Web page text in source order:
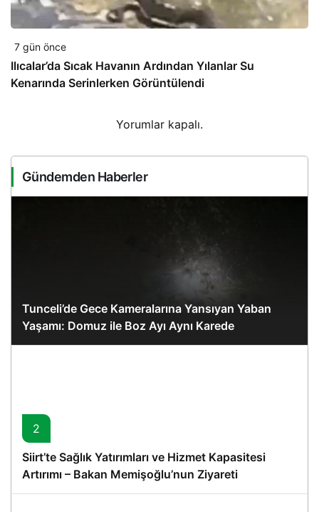
7 gün önce
Ilıcalar’da Sıcak Havanın Ardından Yılanlar Su
Kenarında Serinlerken Görüntülendi
Yorumlar kapalı.
Gündemden Haberler
Tunceli’de Gece Kameralarına Yansıyan Yaban
Yaşamı: Domuz ile Boz Ayı Aynı Karede
2
Siirt’te Sağlık Yatırımları ve Hizmet Kapasitesi
Artırımı – Bakan Memişoğlu’nun Ziyareti